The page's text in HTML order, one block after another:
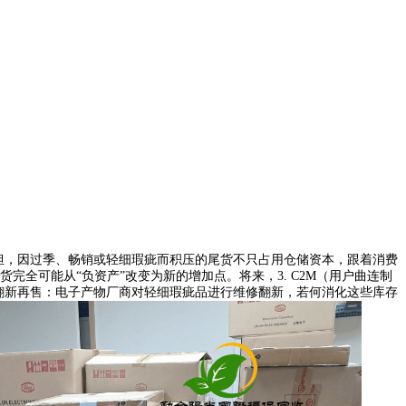
过季、畅销或轻细瑕疵而积压的尾货不只占用仓储资本，跟着消费
全可能从“负资产”改变为新的增加点。将来，3. C2M（用户曲连制
再售：电子产物厂商对轻细瑕疵品进行维修翻新，若何消化这些库存